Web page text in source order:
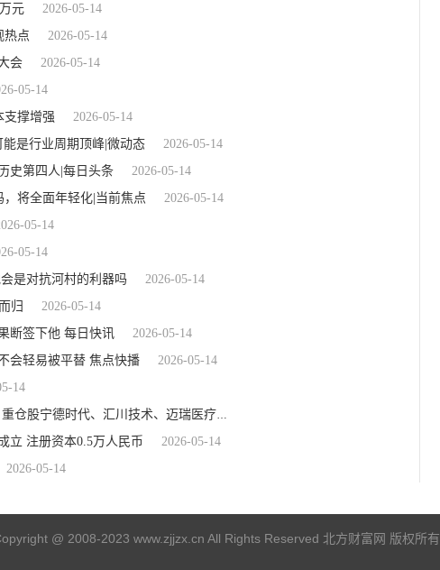
元
2026-05-14
热点
2026-05-14
会
2026-05-14
05-14
支撑增强
2026-05-14
是行业周期顶峰|微动态
2026-05-14
史第四人|每日头条
2026-05-14
将全面年轻化|当前焦点
2026-05-14
05-14
05-14
是对抗河村的利器吗
2026-05-14
归
2026-05-14
断签下他 每日快讯
2026-05-14
会轻易被平替 焦点快播
2026-05-14
14
立 注册资本0.5万人民币
2026-05-14
2026-05-14
@ 2008-2023 www.zjjzx.cn All Rights Reserved 北方财富网 版权所有